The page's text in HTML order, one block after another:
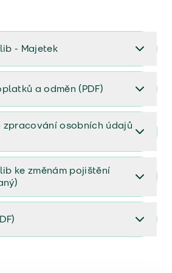
- Majetek
2023
a odměn (PDF)
a odměn (PDF)
zpracování osobních údajů
osobních údajů (PDF)
ke změnám pojištění
pojištění (aktualizovaný)